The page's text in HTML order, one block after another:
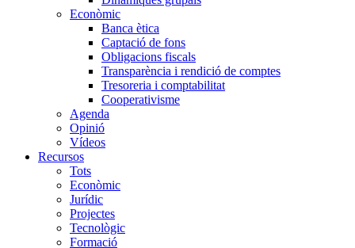
Econòmic
Banca ètica
Captació de fons
Obligacions fiscals
Transparència i rendició de comptes
Tresoreria i comptabilitat
Cooperativisme
Agenda
Opinió
Vídeos
Recursos
Tots
Econòmic
Jurídic
Projectes
Tecnològic
Formació